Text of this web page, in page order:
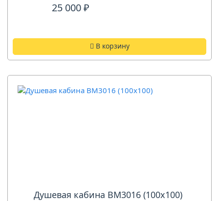
25 000 ₽
В корзину
Душевая кабина ВМ3016 (100х100)